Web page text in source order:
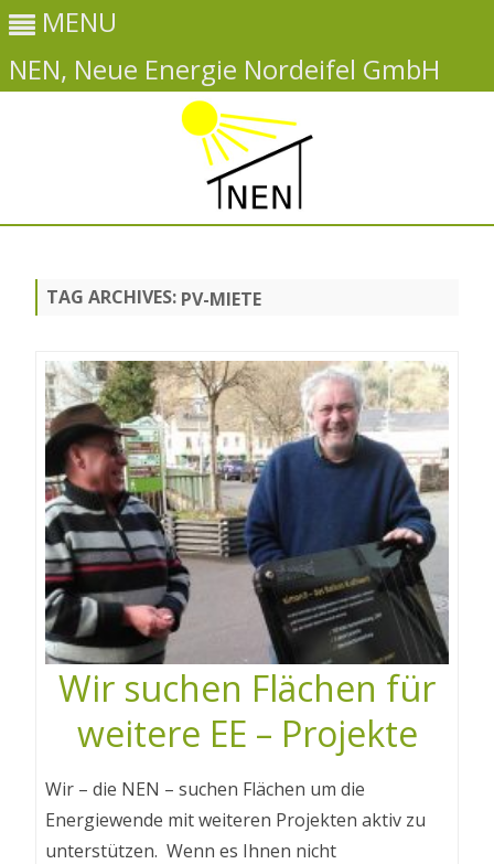
MENU
NEN, Neue Energie Nordeifel GmbH
Skip
TAG ARCHIVES: PV-MIETE
Wir suchen Flächen für
weitere EE – Projekte
Wir – die NEN – suchen Flächen um die
Energiewende mit weiteren Projekten aktiv zu
unterstützen. Wenn es Ihnen nicht